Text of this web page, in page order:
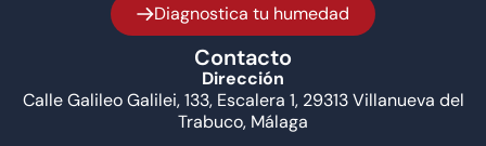
Diagnostica tu humedad
Contacto
Dirección
Calle Galileo Galilei, 133, Escalera 1, 29313 Villanueva del
Trabuco, Málaga